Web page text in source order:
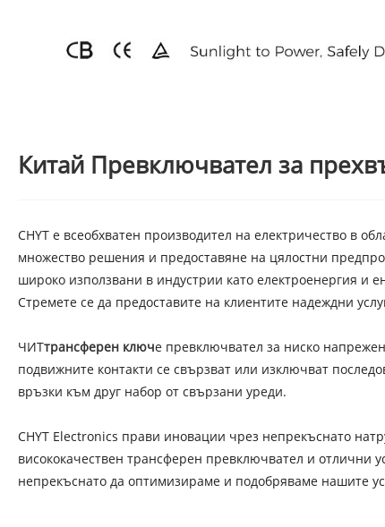
Китай Превключвател за
CHYT е всеобхватен производител на електричество в
множество решения и предоставяне на цялостни
широко използвани в индустрии като електроенергия и
Стремете се да предоставите на клиентите надеждни
ЧИТтрансферен ключе превключвател за ниско
подвижните контакти се свързват или изключват
връзки към друг набор от свързани уреди.
CHYT Electronics прави иновации чрез непрекъснато
висококачествен трансферен превключвател и отлични
непрекъснато да оптимизираме и подобряваме нашите